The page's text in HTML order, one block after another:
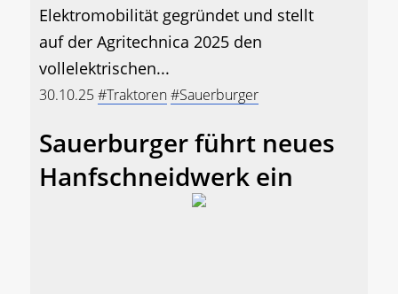
Elektromobilität gegründet und stellt
auf der Agritechnica 2025 den
vollelektrischen...
30.10.25#Traktoren#Sauerburger
Sauerburger führt neues
Hanfschneidwerk ein